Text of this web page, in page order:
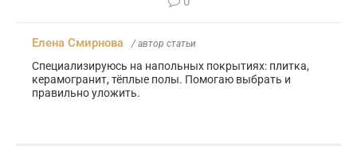
Елена Смирнова / автор статьи
Специализируюсь на напольных покрытиях: плитка,
керамогранит, тёплые полы. Помогаю выбрать и
правильно уложить.